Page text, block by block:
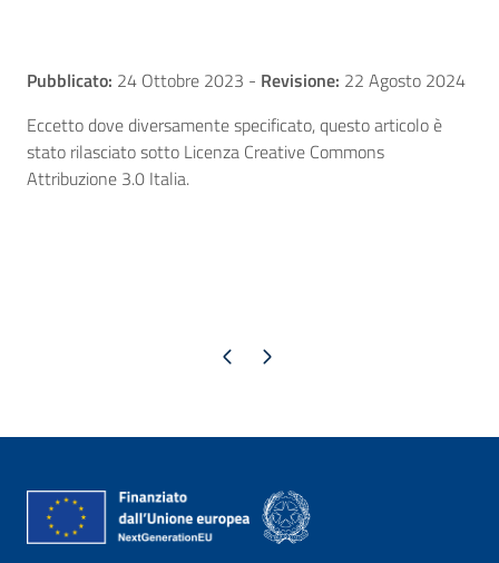
Pubblicato: 24 Ottobre 2023 - Revisione: 22 Agosto 2024
Eccetto dove diversamente specificato, questo articolo è
stato rilasciato sotto Licenza Creative Commons
Attribuzione 3.0 Italia.
Pagina precedente
Pagina successiva